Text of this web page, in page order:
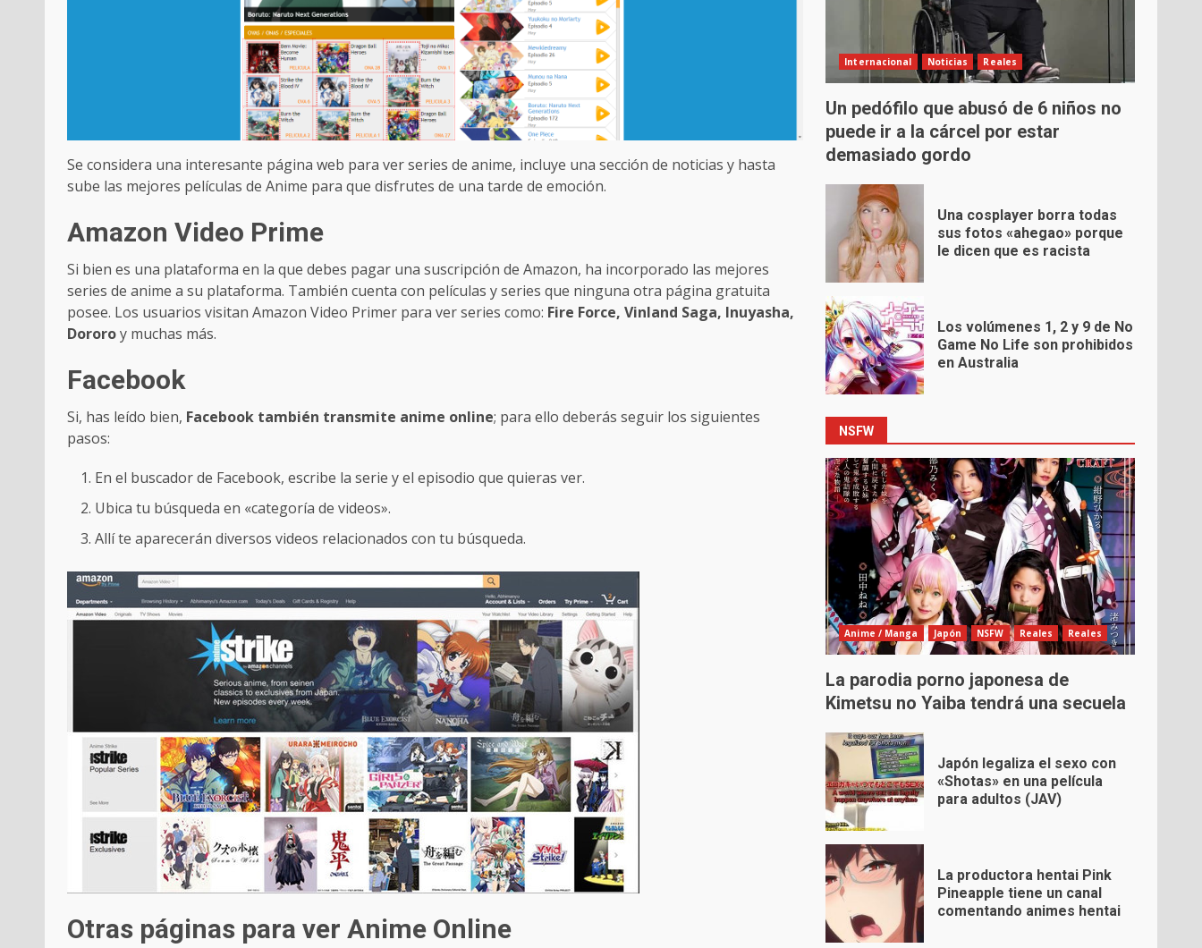
Se considera una interesante página web para ver series de anime, incluye una sección de noticias y hasta
sube las mejores películas de Anime para que disfrutes de una tarde de emoción.
Amazon Video Prime
Si bien es una plataforma en la que debes pagar una suscripción de Amazon, ha incorporado las mejores
series de anime a su plataforma. También cuenta con películas y series que ninguna otra página gratuita
posee. Los usuarios visitan Amazon Video Primer para ver series como: Fire Force, Vinland Saga, Inuyasha,
Dororoy muchas más.
Facebook
Si, has leído bien, Facebook también transmite anime online; para ello deberás seguir los siguientes
pasos:
En el buscador de Facebook, escribe la serie y el episodio que quieras ver.
Ubica tu búsqueda en «categoría de videos».
Allí te aparecerán diversos videos relacionados con tu búsqueda.
Otras páginas para ver Anime Online
Internacional Noticias Reales
Un pedófilo que abusó de 6 niños no
puede ir a la cárcel por estar
demasiado gordo
Una cosplayer borra todas
sus fotos «ahegao» porque
le dicen que es racista
Los volúmenes 1, 2 y 9 de No
Game No Life son prohibidos
en Australia
NSFW
Anime / Manga Japón NSFW Reales Reales
La parodia porno japonesa de
Kimetsu no Yaiba tendrá una secuela
Japón legaliza el sexo con
«Shotas» en una película
para adultos (JAV)
La productora hentai Pink
Pineapple tiene un canal
comentando animes hentai